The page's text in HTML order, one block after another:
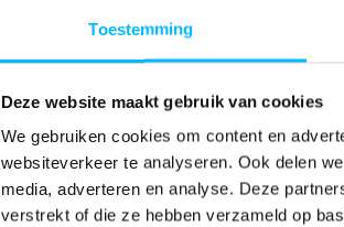
Toestemming
Deze website maakt gebruik van cookies
We gebruiken cookies om content en
websiteverkeer te analyseren. Ook delen
media, adverteren en analyse. Deze
verstrekt of die ze hebben verzameld op